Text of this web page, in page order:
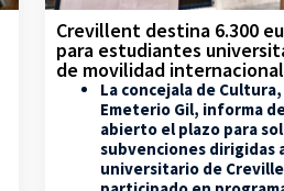
Crevillent destina 6.300
para estudiantes
de movilidad internacional
La concejala de Cultura,
Emeterio Gil, informa
abierto el plazo para
subvenciones dirigidas
universitario de